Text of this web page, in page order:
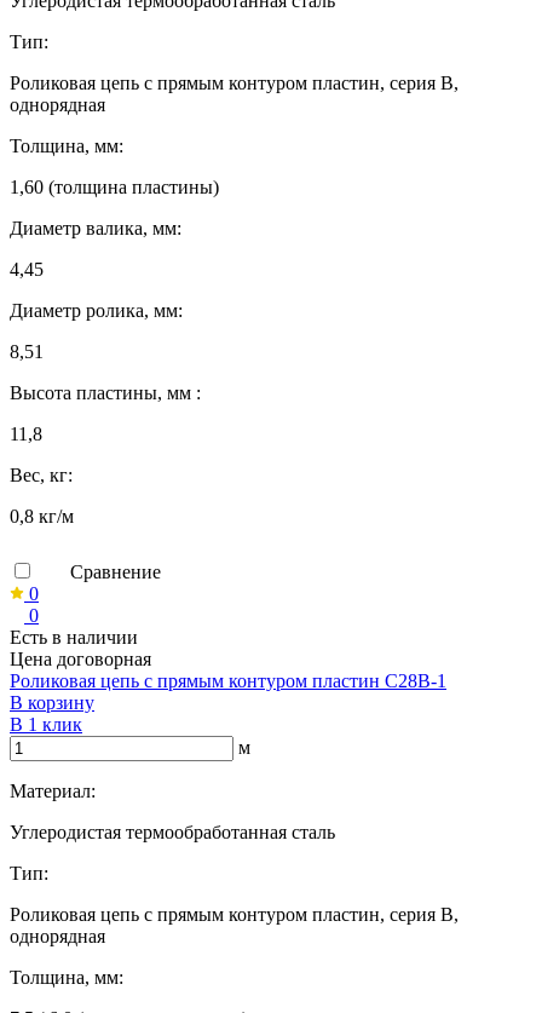
Тип:
Роликовая цепь с прямым контуром пластин, серия B,
однорядная
Толщина, мм:
1,60 (толщина пластины)
Диаметр валика, мм:
4,45
Диаметр ролика, мм:
8,51
Высота пластины, мм :
11,8
Вес, кг:
0,8 кг/м
Сравнение
0
0
Есть в наличии
Цена договорная
Роликовая цепь с прямым контуром пластин C28B-1
В корзину
В 1 клик
м
Материал:
Углеродистая термообработанная сталь
Тип:
Роликовая цепь с прямым контуром пластин, серия B,
однорядная
Толщина, мм: